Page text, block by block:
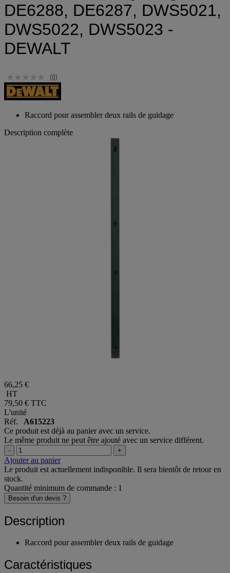
DE6288, DE6287, DWS5021,
DWS5022, DWS5023 -
DEWALT
(0)
Raccord pour assembler deux rails de guidage
Description complète
66,25 €
HT
79,50 € TTC
L'unité
Réf. A615223
Ce produit est déjà au panier avec un service.
Le même produit ne peut être ajouté avec un service différent.
- +
Ajouter au panier
Le produit est actuellement indisponible. Il sera bientôt de retour en
stock.
Quantité minimum de commande : 1
Besoin d'un devis ?
Description
Raccord pour assembler deux rails de guidage
Caractéristiques